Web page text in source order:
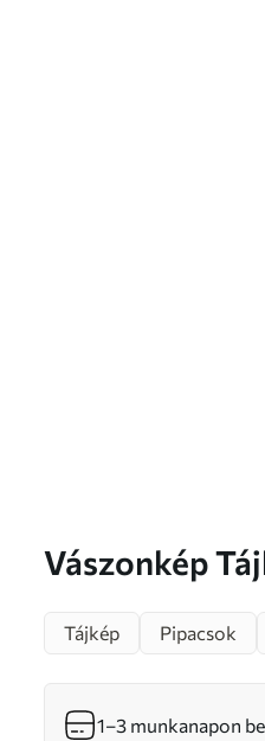
Vászonkép Tájkép, színes virágokkal teli mező,
Tájkép Pipacsok
1–3 munkanapon